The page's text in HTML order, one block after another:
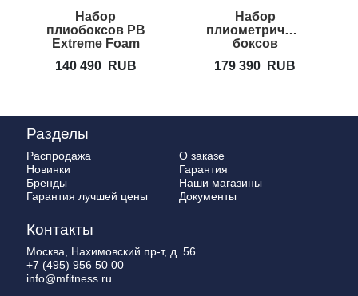
Набор
плиобоксов PB
Extreme Foam
140 490 RUB
Набор
плиометрических
боксов
Heavy Duty
179 390 RUB
Разделы
Распродажа
Новинки
Бренды
Гарантия лучшей цены
О заказе
Гарантия
Наши магазины
Документы
Контакты
Москва, Нахимовский пр-т, д. 56
+7 (495) 956 50 00
info@mfitness.ru